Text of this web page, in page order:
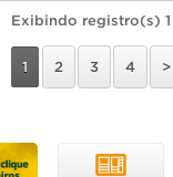
Exibindo registro(s)
1 2 3 4 >